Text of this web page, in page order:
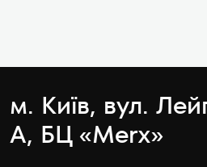
м. Київ, вул.
А, БЦ «Merx»